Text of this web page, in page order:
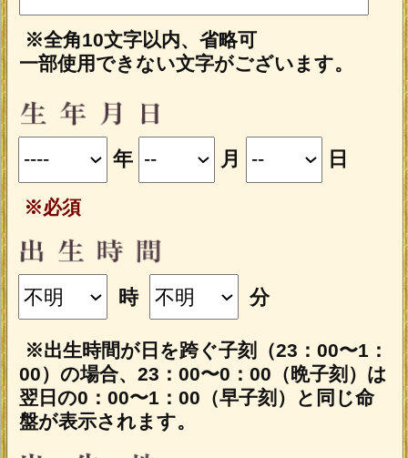
※全角10文字以内、省略可
一部使用できない文字がございます。
年 月
※必須
時
※出生時間が日を跨ぐ子刻（23：00〜1：
00）の場合、23：00〜0：00（晩子刻）は
翌日の0：00〜1：00（早子刻）と同じ命
盤が表示されます。
あの人の性別は、あなたと逆の性別が自
動的に設定されます。
入力した情報を記録しますか？
記録する